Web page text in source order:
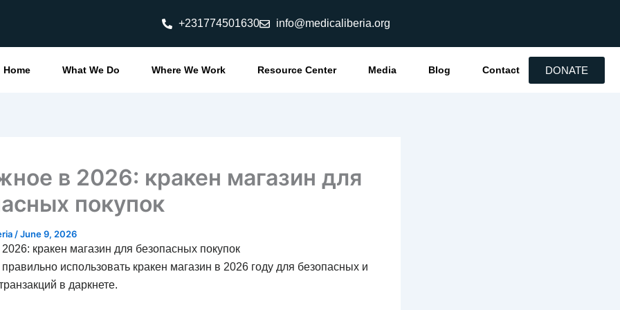
+231774501630 info@medicaliberia.org
Home What We Do Where We Work Resource Center Media Blog Contact DONATE
в 2026: кракен магазин для
покупок
/June 9, 2026
кракен магазин для безопасных покупок
правильно использовать кракен магазин в 2026 году для безопасных и
в даркнете.